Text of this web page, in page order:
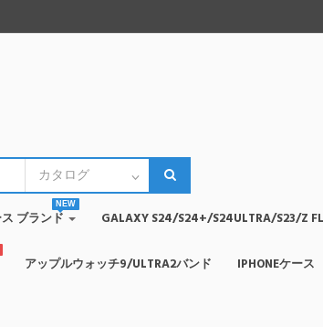
NEW
ブランド GALAXY S24/S24+/S24ULTRA/S23/Z
アップルウォッチ9/ULTRA2バンド IPHONEケース